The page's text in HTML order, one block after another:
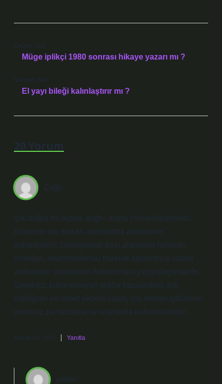
Önceki Yazı
Müge iplikçi 1980 sonrası hikaye yazarı mı ?
Sonraki Yazı
El yayı bileği kalınlaştırır mı ?
20 Yorum
Çağrı
Işık doğru bir açıyla, doğru alana yönlendirilmelidir.
Korumalı dış mekan aydınlatma armatürleri
kullanılabilir. Günümüzde bazı alanlarda bulunan
(örneğin, apartmanlarda) hareket algılanınca ortamı
aydınlatan sistemlerin kullanılması yaygınlaştırılabilir.
Gereksiz, kullanılmayan ışıklar kapatılabilir. Işık
kirliliğinin en temel sebebi yapay dış mekan ışıklarının
gereksiz zamanlarda ve alanlarda kullanılmasıdır .
Kasım 20, 2025 Yanıtla
admin